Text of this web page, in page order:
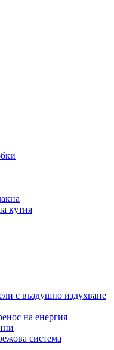
кутия
с въздушно издухване
на енергия
система